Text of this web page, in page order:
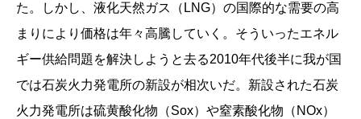
た。しかし、液化天然ガス（LNG）の国際的な需要の高
まりにより価格は年々高騰していく。そういったエネル
ギー供給問題を解決しようと去る2010年代後半に我が国
では石炭火力発電所の新設が相次いだ。新設された石炭
火力発電所は硫黄酸化物（Sox）や窒素酸化物（NOx）